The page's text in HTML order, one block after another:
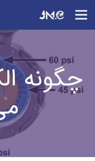
چگونه